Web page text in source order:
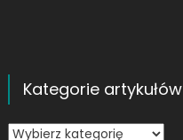
Kategorie artykułów
Kategorie